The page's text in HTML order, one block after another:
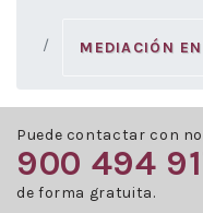
MEDIACIÓN
Puede contactar con
900 494
de forma gratuita.